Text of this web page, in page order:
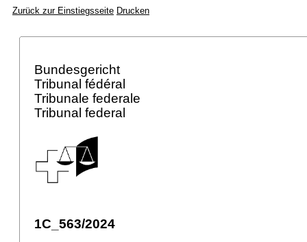
Zurück zur Einstiegsseite Drucken
Bundesgericht
Tribunal fédéral
Tribunale federale
Tribunal federal
1C_563/2024